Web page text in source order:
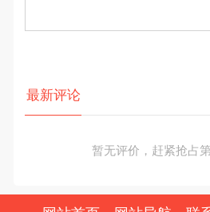
最新评论
暂无评价，赶紧抢占